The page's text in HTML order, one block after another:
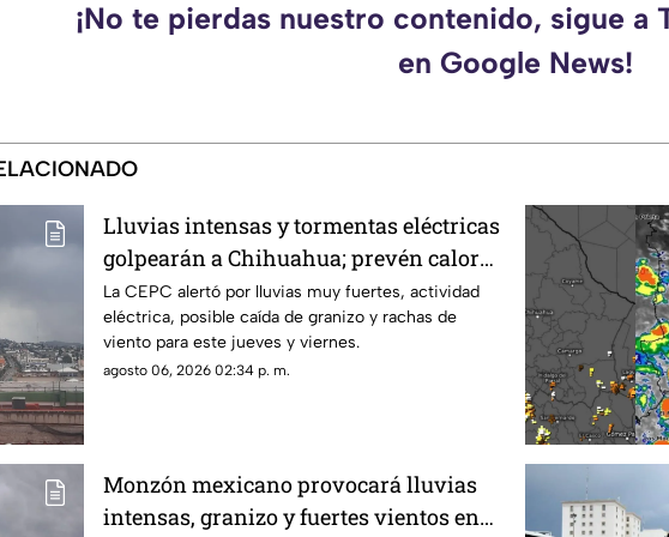
¡No te pierdas nuestro contenido, sigue a
en Google News!
Lluvias intensas y tormentas eléctricas
golpearán a Chihuahua; prevén calor
de hasta 40°C
La CEPC alertó por lluvias muy fuertes, actividad
eléctrica, posible caída de granizo y rachas de
viento para este jueves y viernes.
agosto 06, 2026 02:34 p. m.
Monzón mexicano provocará lluvias
intensas, granizo y fuertes vientos en